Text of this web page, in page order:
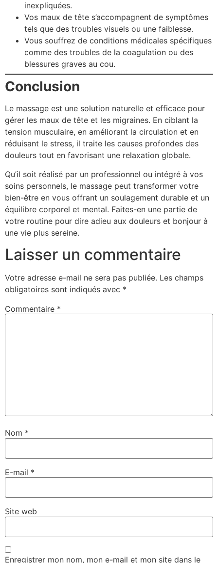
inexpliquées.
Vos maux de tête s’accompagnent de symptômes
tels que des troubles visuels ou une faiblesse.
Vous souffrez de conditions médicales spécifiques
comme des troubles de la coagulation ou des
blessures graves au cou.
Conclusion
Le massage est une solution naturelle et efficace pour
gérer les maux de tête et les migraines. En ciblant la
tension musculaire, en améliorant la circulation et en
réduisant le stress, il traite les causes profondes des
douleurs tout en favorisant une relaxation globale.
Qu’il soit réalisé par un professionnel ou intégré à vos
soins personnels, le massage peut transformer votre
bien-être en vous offrant un soulagement durable et un
équilibre corporel et mental. Faites-en une partie de
votre routine pour dire adieu aux douleurs et bonjour à
une vie plus sereine.
Laisser un commentaire
Votre adresse e-mail ne sera pas publiée. Les champs
obligatoires sont indiqués avec *
Commentaire *
Nom *
E-mail *
Site web
Enregistrer mon nom, mon e-mail et mon site dans le